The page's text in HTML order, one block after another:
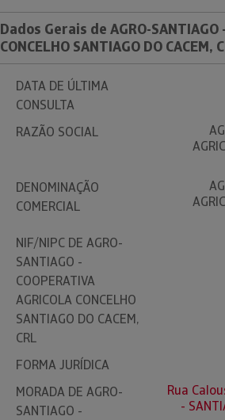
Dados Gerais de AGRO-SANTIAGO
CONCELHO SANTIAGO DO CACEM,
DATA DE ÚLTIMA
CONSULTA
RAZÃO SOCIAL
DENOMINAÇÃO
COMERCIAL
NIF/NIPC DE AGRO-
SANTIAGO -
COOPERATIVA
AGRICOLA CONCELHO
SANTIAGO DO CACEM,
CRL
FORMA JURÍDICA
MORADA DE AGRO-
SANTIAGO -
Rua
-